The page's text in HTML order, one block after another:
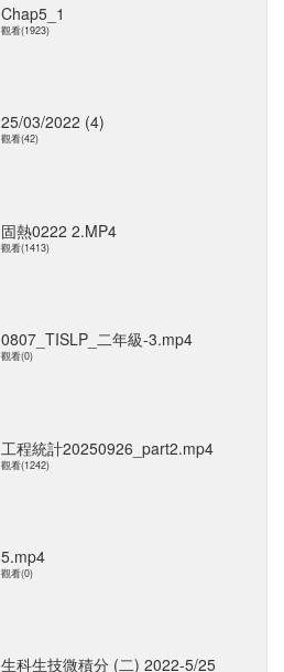
Chap5_1
觀看(1923)
25/03/2022 (4)
觀看(42)
固熱0222 2.MP4
觀看(1413)
0807_TISLP_二年級-3.mp4
觀看(0)
工程統計20250926_part2.mp4
觀看(1242)
5.mp4
觀看(0)
生科生技微積分 (二) 2022-5/25